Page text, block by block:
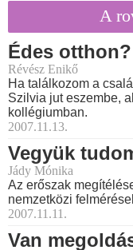
A
Édes otthon?
Révész Enikő
Ha találkozom a
Szilvia jut eszembe,
kollégiumban.
2007.11.13.
Vegyük
Jády Mónika
Az erőszak
nemzetközi
2007.11.11.
Van